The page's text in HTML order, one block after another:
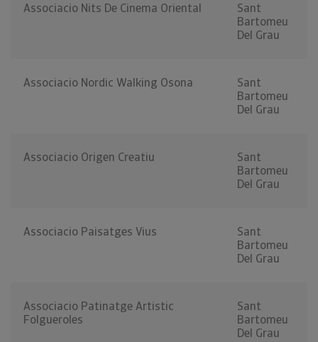
Associacio Nits De Cinema Oriental
Sant
Bartomeu
Del Grau
Associacio Nordic Walking Osona
Sant
Bartomeu
Del Grau
Associacio Origen Creatiu
Sant
Bartomeu
Del Grau
Associacio Paisatges Vius
Sant
Bartomeu
Del Grau
Associacio Patinatge Artistic
Folgueroles
Sant
Bartomeu
Del Grau